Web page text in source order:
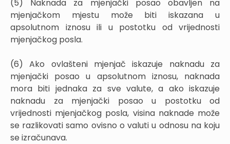
(5) Naknada za mjenjački posao obavljen na
mjenjačkom mjestu može biti iskazana u
apsolutnom iznosu ili u postotku od vrijednosti
mjenjačkog posla.
(6) Ako ovlašteni mjenjač iskazuje naknadu za
mjenjački posao u apsolutnom iznosu, naknada
mora biti jednaka za sve valute, a ako iskazuje
naknadu za mjenjački posao u postotku od
vrijednosti mjenjačkog posla, visina naknade može
se razlikovati samo ovisno o valuti u odnosu na koju
se izračunava.